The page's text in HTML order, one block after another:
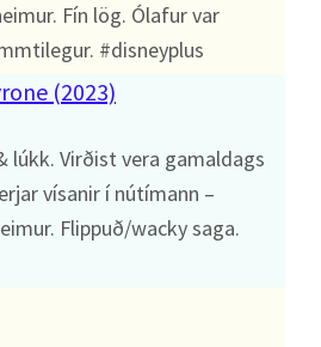
Fín lög. Ólafur var
#disneyplus
(2023)
lúkk. Virðist vera gamaldags
vísanir í nútímann –
Flippuð/wacky saga.